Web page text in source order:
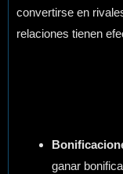
convertirse en
relaciones tienen
ganar